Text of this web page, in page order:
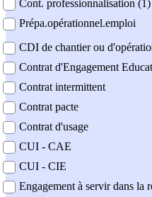
Cont. professionnalisation (1)
Prépa.opérationnel.emploi
CDI de chantier ou
Contrat d'Engagement
Contrat intermittent
Contrat pacte
Contrat d'usage
CUI - CAE
CUI - CIE
Engagement à servir dans la